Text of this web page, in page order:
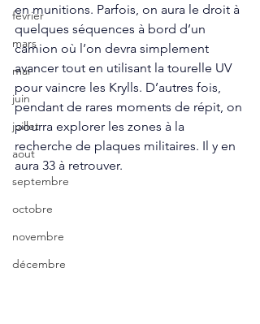
fevrier
mars
mai
juin
juillet
aout
septembre
octobre
novembre
décembre
en munitions. Parfois, on aura le droit à
quelques séquences à bord d’un
camion où l’on devra simplement
avancer tout en utilisant la tourelle UV
pour vaincre les Krylls. D’autres fois,
pendant de rares moments de répit, on
pourra explorer les zones à la
recherche de plaques militaires. Il y en
aura 33 à retrouver.